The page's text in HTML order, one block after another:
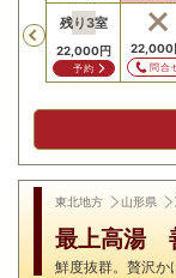
Previous
残り3室
22,000円
予約
22,000
問合
東北地方 山形県
最上高湯
鮮度抜群。贅沢か